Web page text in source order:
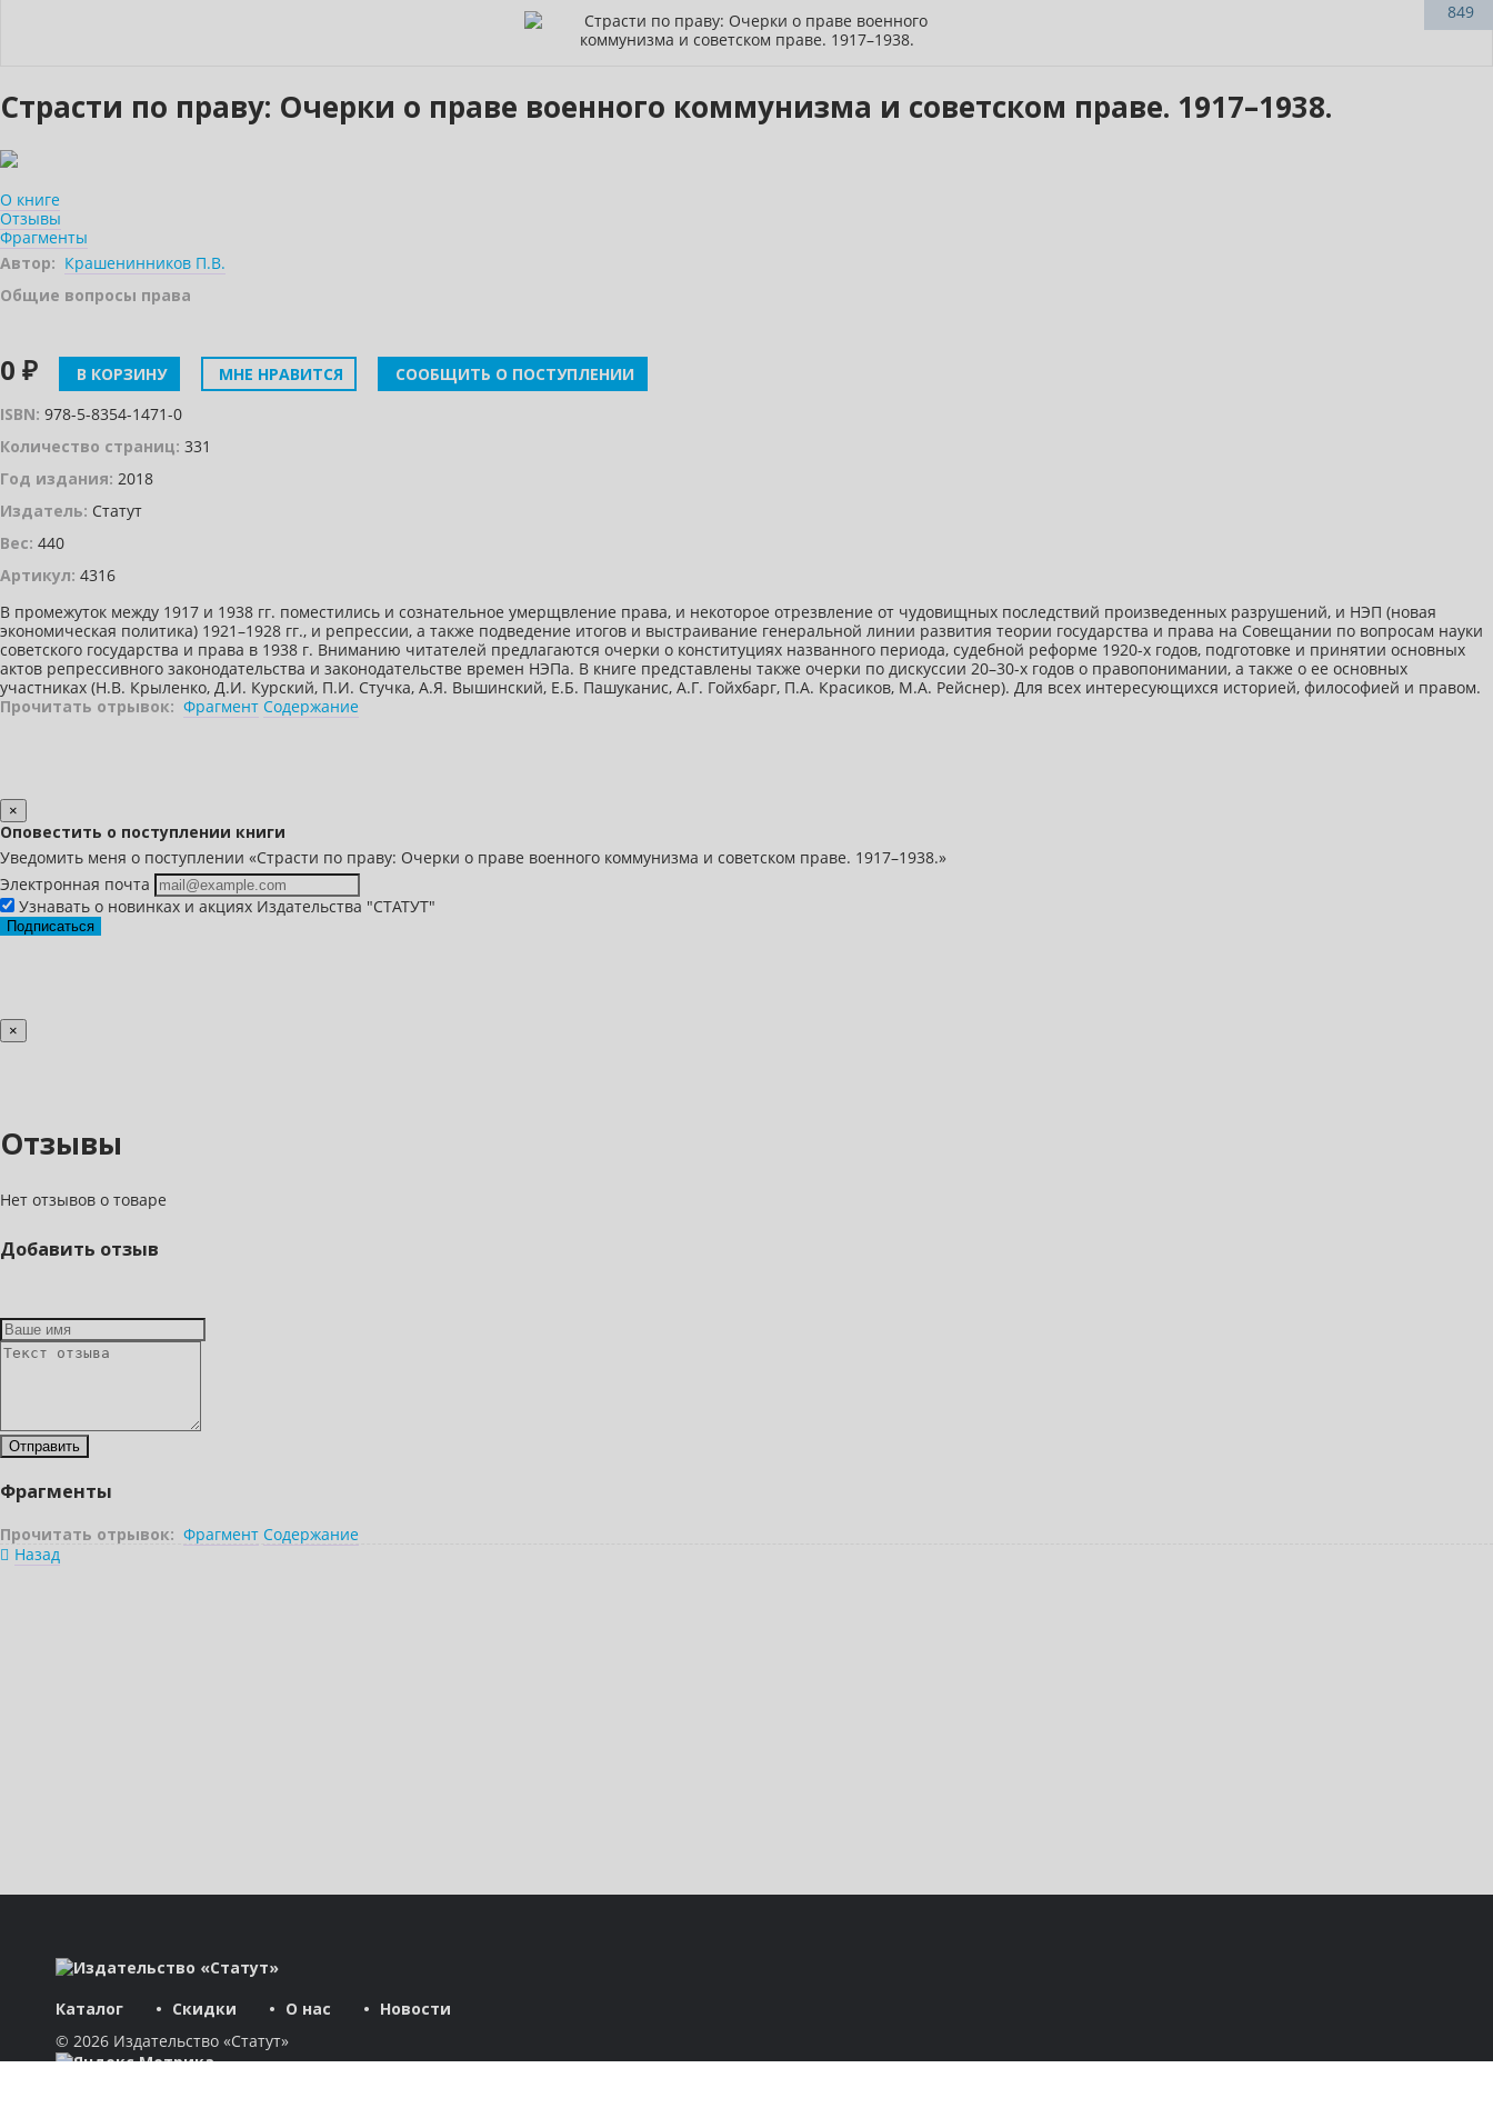
849
Страсти по праву: Очерки о праве военного коммунизма и советском праве. 1917–1938.
О книге
Отзывы
Фрагменты
Автор: Крашенинников П.В.
Общие вопросы права
0 ₽ В КОРЗИНУ МНЕ НРАВИТСЯ
СООБЩИТЬ О ПОСТУПЛЕНИИ
ISBN: 978-5-8354-1471-0
Количество страниц: 331
Год издания: 2018
Издатель: Статут
Вес: 440
Артикул: 4316
В промежуток между 1917 и 1938 гг. поместились и сознательное умерщвление права, и некоторое отрезвление от чудовищных последствий произведенных разрушений, и НЭП (новая
экономическая политика) 1921–1928 гг., и репрессии, а также подведение итогов и выстраивание генеральной линии развития теории государства и права на Совещании по вопросам науки
советского государства и права в 1938 г. Вниманию читателей предлагаются очерки о конституциях названного периода, судебной реформе 1920-х годов, подготовке и принятии основных
актов репрессивного законодательства и законодательстве времен НЭПа. В книге представлены также очерки по дискуссии 20–30-х годов о правопонимании, а также о ее основных
участниках (Н.В. Крыленко, Д.И. Курский, П.И. Стучка, А.Я. Вышинский, Е.Б. Пашуканис, А.Г. Гойхбарг, П.А. Красиков, М.А. Рейснер). Для всех интересующихся историей, философией и правом.
Прочитать отрывок: Фрагмент Содержание
×
Оповестить о поступлении книги
Уведомить меня о поступлении «Страсти по праву: Очерки о праве военного коммунизма и советском праве. 1917–1938.»
Электронная почта
Узнавать о новинках и акциях Издательства "СТАТУТ"
Подписаться
×
Отзывы
Нет отзывов о товаре
Добавить отзыв
Фрагменты
Прочитать отрывок: Фрагмент Содержание
Назад
Каталог Скидки О нас
Новости
© 2026 Издательство «Статут»